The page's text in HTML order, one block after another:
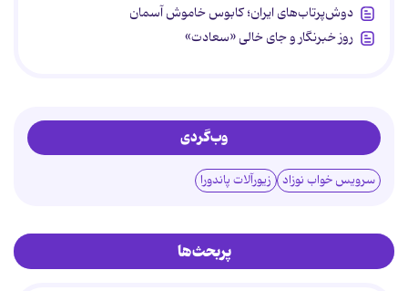
دوش‌پرتاب‌های ایران؛ کابوس خاموش آسمان
روز خبرنگار و جای خالی «سعادت»
وب‌گردی
سرویس خواب نوزاد زیورآلات پاندورا
پربحث‌ها